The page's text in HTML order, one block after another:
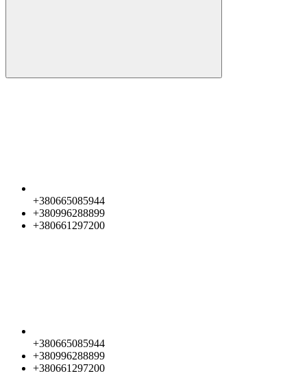
+380665085944
+380996288899
+380661297200
+380665085944
+380996288899
+380661297200